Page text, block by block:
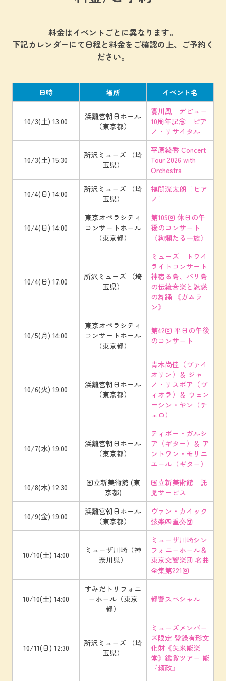
料金はイベントごとに異なります。
下記カレンダーにて日程と料金をご確認の上、ご予約く
ださい。
日時 場所 イベント名
10/3(土) 13:00
浜離宮朝日ホール
（東京都）
實川風 デビュー
10周年記念 ピア
ノ・リサイタル
10/3(土) 15:30
所沢ミューズ （埼
玉県）
平原綾香 Concert
Tour 2026 with
Orchestra
10/4(日) 14:00
所沢ミューズ （埼
玉県）
福間洸太朗［ピア
ノ］
10/4(日) 14:00
東京オペラシティ
コンサートホール
（東京都）
第109回 休日の午
後のコンサート
〈絢爛たる一族〉
10/4(日) 17:00
所沢ミューズ （埼
玉県）
ミューズ トワイ
ライトコンサート
神宿る島、バリ島
の伝統音楽と魅惑
の舞踊 《ガムラ
ン》
10/5(月) 14:00
東京オペラシティ
コンサートホール
（東京都）
第42回 平日の午後
のコンサート
10/6(火) 19:00
浜離宮朝日ホール
（東京都）
青木尚佳（ヴァイ
オリン）＆ ジャ
ノ・リスボア（ヴ
ィオラ）＆ ウェン
＝シン・ヤン（チ
ェロ）
10/7(水) 19:00
浜離宮朝日ホール
（東京都）
ティボー・ガルシ
ア（ギター）＆ ア
ントワン・モリニ
エール（ギター）
10/8(木) 12:30
国立新美術館 (東
京都)
国立新美術館 託
児サービス
10/9(金) 19:00
浜離宮朝日ホール
（東京都）
ヴァン・カイック
弦楽四重奏団
10/10(土) 14:00
ミューザ川崎（神
奈川県）
ミューザ川崎シン
フォニーホール＆
東京交響楽団 名曲
全集第221回
10/10(土) 14:00
すみだトリフォニ
ーホール（東京
都）
都響スペシャル
10/11(日) 12:30
所沢ミューズ （埼
玉県）
ミューズメンバー
ズ限定 登録有形文
化財《矢来能楽
堂》鑑賞ツアー 能
『頼政』